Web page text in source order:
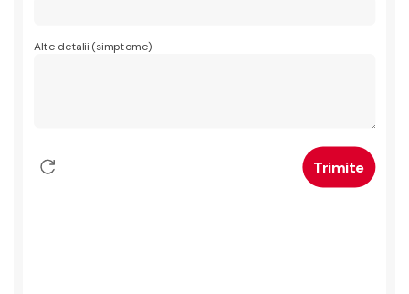
Alte detalii (simptome)